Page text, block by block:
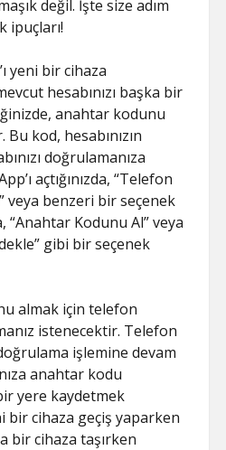
değil. İşte size adım
ipuçları!
yeni bir cihaza
hesabınızı başka bir
anahtar kodunu
kod, hesabınızın
doğrulamanıza
açtığınızda, “Telefon
veya benzeri bir seçenek
“Anahtar Kodunu Al” veya
gibi bir seçenek
almak için telefon
istenecektir. Telefon
işlemine devam
anahtar kodu
yere kaydetmek
bir cihaza geçiş yaparken
bir cihaza taşırken